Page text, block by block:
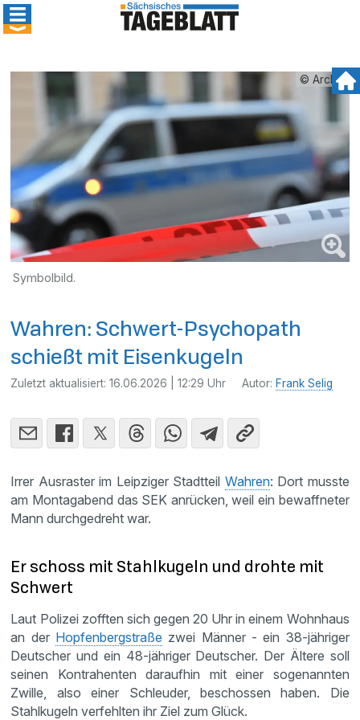
© Archiv
Symbolbild.
Wahren: Schwert-Psychopath
schießt mit Eisenkugeln
Zuletzt aktualisiert:16.06.2026 | 12:29 Uhr Autor: Frank Selig
Irrer Ausraster im Leipziger Stadtteil Wahren: Dort musste
am Montagabend das SEK anrücken, weil ein bewaffneter
Mann durchgedreht war.
Er schoss mit Stahlkugeln und drohte mit
Schwert
Laut Polizei zofften sich gegen 20 Uhr in einem Wohnhaus
an der Hopfenbergstraße zwei Männer - ein 38-jähriger
Deutscher und ein 48-jähriger Deutscher. Der Ältere soll
seinen Kontrahenten daraufhin mit einer sogenannten
Zwille, also einer Schleuder, beschossen haben. Die
Stahlkugeln verfehlten ihr Ziel zum Glück.